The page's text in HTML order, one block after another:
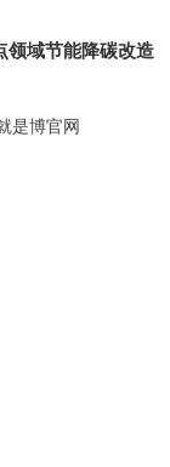
领域节能降碳改造
是博官网